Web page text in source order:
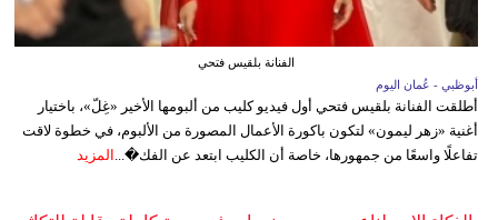
الفنانة بلقيس فتحي
أبوظبي - عُمان اليوم
أطلقت الفنانة بلقيس فتحي أول فيديو كليب من ألبومها الأخير «غِلّ»، باختيار
أغنية «زهر ليمون» لتكون باكورة الأعمال المصورة من الألبوم، في خطوة لاقت
تفاعلًا واسعًا من جمهورها، خاصة أن الكليب ابتعد عن الفك�... المزيد